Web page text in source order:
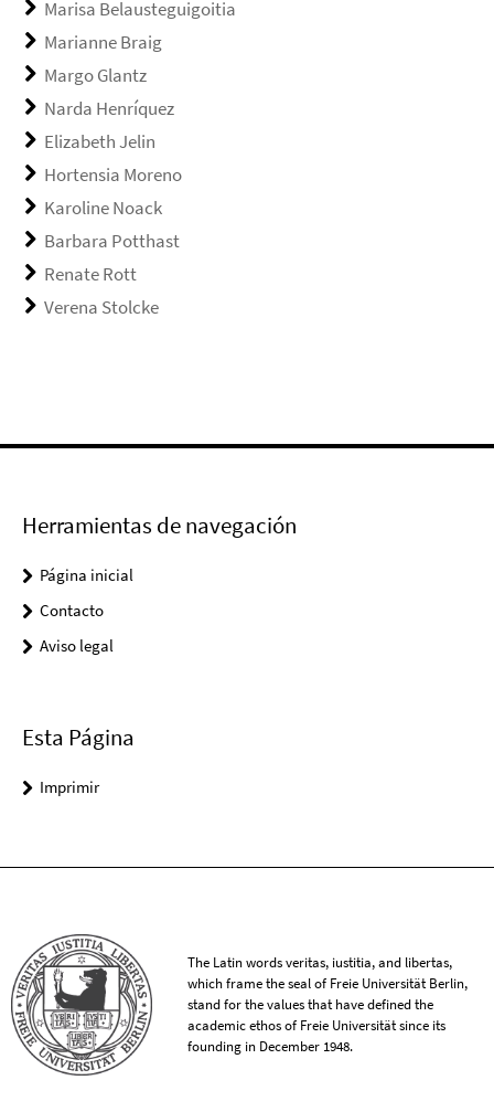
Marisa Belausteguigoitia
Marianne Braig
Margo Glantz
Narda Henríquez
Elizabeth Jelin
Hortensia Moreno
Karoline Noack
Barbara Potthast
Renate Rott
Verena Stolcke
Herramientas de navegación
Página inicial
Contacto
Aviso legal
Esta Página
Imprimir
The Latin words veritas, iustitia, and libertas,
which frame the seal of Freie Universität Berlin,
stand for the values that have defined the
academic ethos of Freie Universität since its
founding in December 1948.